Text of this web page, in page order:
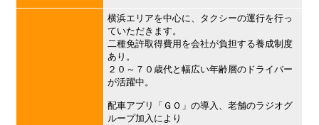
横浜エリアを中心に、タクシーの運行を行っ
ていただきます。
二種免許取得費用を会社が負担する養成制度
あり。
２０～７０歳代と幅広い年齢層のドライバー
が活躍中。
配車アプリ「ＧＯ」の導入、老舗のラジオグ
ループ加入により